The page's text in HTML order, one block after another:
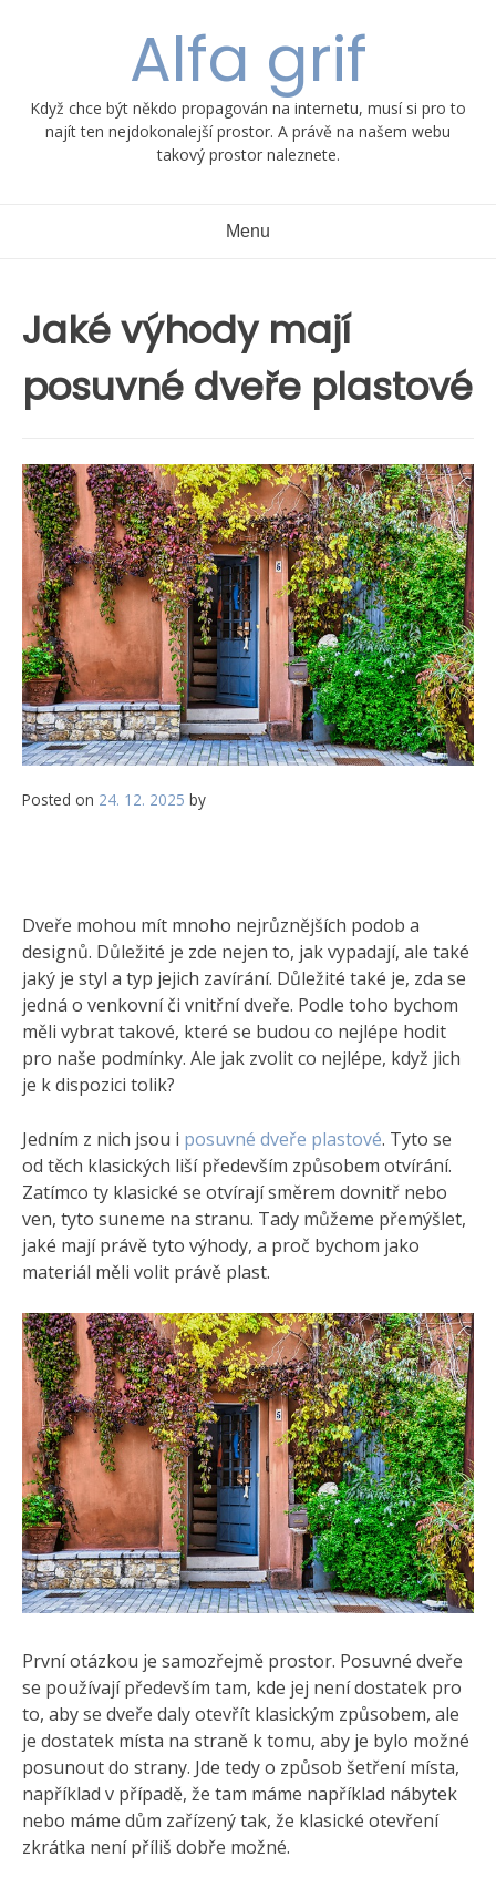
Alfa grif
Když chce být někdo propagován na internetu, musí si pro to
najít ten nejdokonalejší prostor. A právě na našem webu
takový prostor naleznete.
Menu
Jaké výhody mají
posuvné dveře plastové
Posted on 24. 12. 2025 by
Dveře mohou mít mnoho nejrůznějších podob a
designů. Důležité je zde nejen to, jak vypadají, ale také
jaký je styl a typ jejich zavírání. Důležité také je, zda se
jedná o venkovní či vnitřní dveře. Podle toho bychom
měli vybrat takové, které se budou co nejlépe hodit
pro naše podmínky. Ale jak zvolit co nejlépe, když jich
je k dispozici tolik?
Jedním z nich jsou i posuvné dveře plastové. Tyto se
od těch klasických liší především způsobem otvírání.
Zatímco ty klasické se otvírají směrem dovnitř nebo
ven, tyto suneme na stranu. Tady můžeme přemýšlet,
jaké mají právě tyto výhody, a proč bychom jako
materiál měli volit právě plast.
První otázkou je samozřejmě prostor. Posuvné dveře
se používají především tam, kde jej není dostatek pro
to, aby se dveře daly otevřít klasickým způsobem, ale
je dostatek místa na straně k tomu, aby je bylo možné
posunout do strany. Jde tedy o způsob šetření místa,
například v případě, že tam máme například nábytek
nebo máme dům zařízený tak, že klasické otevření
zkrátka není příliš dobře možné.